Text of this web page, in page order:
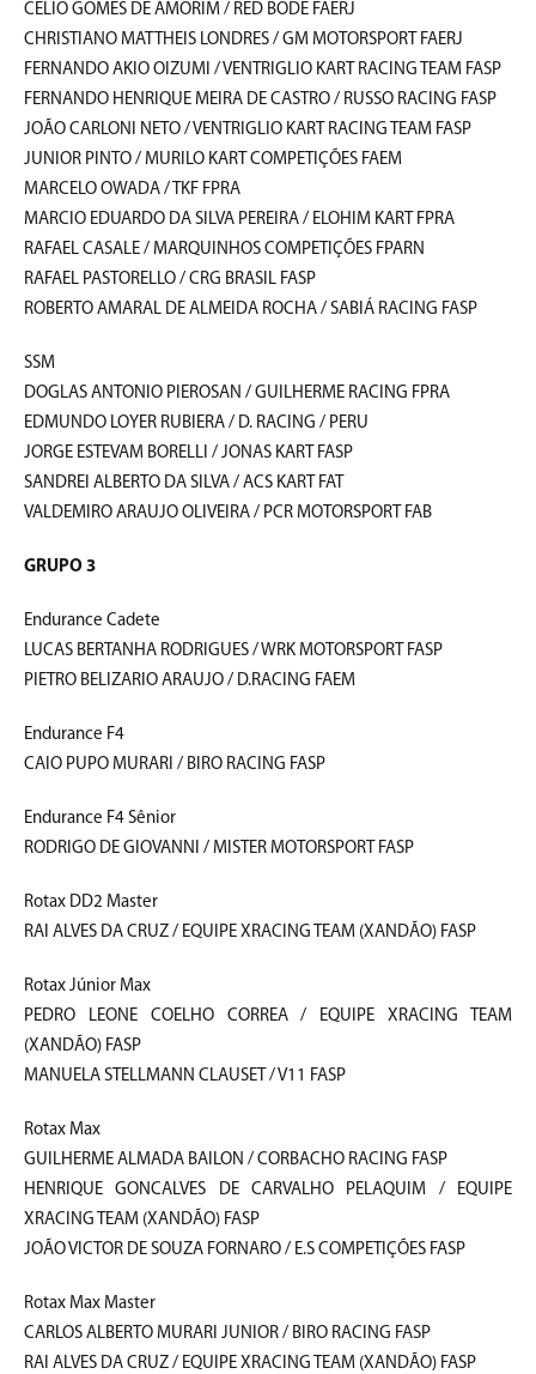
CELIO GOMES DE AMORIM / RED BODE FAERJ
CHRISTIANO MATTHEIS LONDRES / GM MOTORSPORT FAERJ
FERNANDO AKIO OIZUMI / VENTRIGLIO KART RACING TEAM FASP
FERNANDO HENRIQUE MEIRA DE CASTRO / RUSSO RACING FASP
JOÃO CARLONI NETO / VENTRIGLIO KART RACING TEAM FASP
JUNIOR PINTO / MURILO KART COMPETIÇÕES FAEM
MARCELO OWADA / TKF FPRA
MARCIO EDUARDO DA SILVA PEREIRA / ELOHIM KART FPRA
RAFAEL CASALE / MARQUINHOS COMPETIÇÕES FPARN
RAFAEL PASTORELLO / CRG BRASIL FASP
ROBERTO AMARAL DE ALMEIDA ROCHA / SABIÁ RACING FASP
SSM
DOGLAS ANTONIO PIEROSAN / GUILHERME RACING FPRA
EDMUNDO LOYER RUBIERA / D. RACING / PERU
JORGE ESTEVAM BORELLI / JONAS KART FASP
SANDREI ALBERTO DA SILVA / ACS KART FAT
VALDEMIRO ARAUJO OLIVEIRA / PCR MOTORSPORT FAB
GRUPO 3
Endurance Cadete
LUCAS BERTANHA RODRIGUES / WRK MOTORSPORT FASP
PIETRO BELIZARIO ARAUJO / D.RACING FAEM
Endurance F4
CAIO PUPO MURARI / BIRO RACING FASP
Endurance F4 Sênior
RODRIGO DE GIOVANNI / MISTER MOTORSPORT FASP
Rotax DD2 Master
RAI ALVES DA CRUZ / EQUIPE XRACING TEAM (XANDÃO) FASP
Rotax Júnior Max
PEDRO LEONE COELHO CORREA / EQUIPE XRACING TEAM
(XANDÃO) FASP
MANUELA STELLMANN CLAUSET / V11 FASP
Rotax Max
GUILHERME ALMADA BAILON / CORBACHO RACING FASP
HENRIQUE GONCALVES DE CARVALHO PELAQUIM / EQUIPE
XRACING TEAM (XANDÃO) FASP
JOÃO VICTOR DE SOUZA FORNARO / E.S COMPETIÇÕES FASP
Rotax Max Master
CARLOS ALBERTO MURARI JUNIOR / BIRO RACING FASP
RAI ALVES DA CRUZ / EQUIPE XRACING TEAM (XANDÃO) FASP